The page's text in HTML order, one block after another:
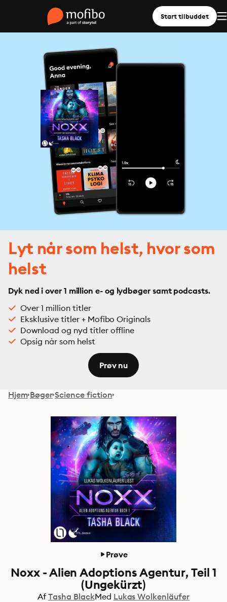
Start tilbuddet
Lyt når som helst, hvor som
helst
Dyk ned i over 1 million e- og lydbøger samt podcasts.
Over 1 million titler
Eksklusive titler + Mofibo Originals
Download og nyd titler offline
Opsig når som helst
Prøv nu
Hjem Bøger Science fiction
Prøve
Noxx - Alien Adoptions Agentur, Teil 1
(Ungekürzt)
Af Tasha BlackMed Lukas Wolkenläufer